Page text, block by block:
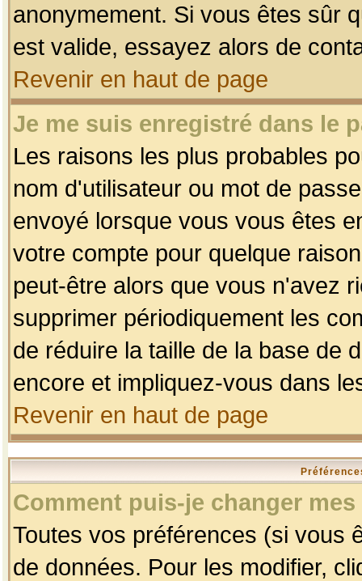
anonymement. Si vous êtes sûr
est valide, essayez alors de
Revenir en haut de page
Je me suis enregistré dans le
Les raisons les plus probables
nom d'utilisateur ou mot de
envoyé lorsque vous vous êtes
votre compte pour quelque
peut-être alors que vous n'avez
supprimer périodiquement les
de réduire la taille de la base de
encore et impliquez-vous dans
Revenir en haut de page
Comment puis-je changer
Toutes vos préférences (si vous
de données. Pour les modifier,